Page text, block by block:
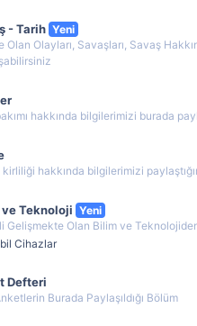
- Tarih Yeni
Olan Olayları, Savaşları, Savaş
hakkında bilgilerimizi burada
hakkında bilgilerimizi
Teknoloji Yeni
Gelişmekte Olan Bilim ve
Cihazlar
Defteri
Burada Paylaşıldığı Bölüm